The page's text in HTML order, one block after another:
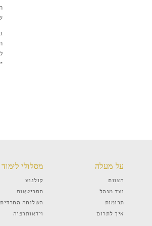
על מעלה
הצוות
ועד מנהל
תרומות
איך לתרום
מסלולי לימוד
קולנוע
תסריטאות
השלוחה החרדית
וידאותרפיה